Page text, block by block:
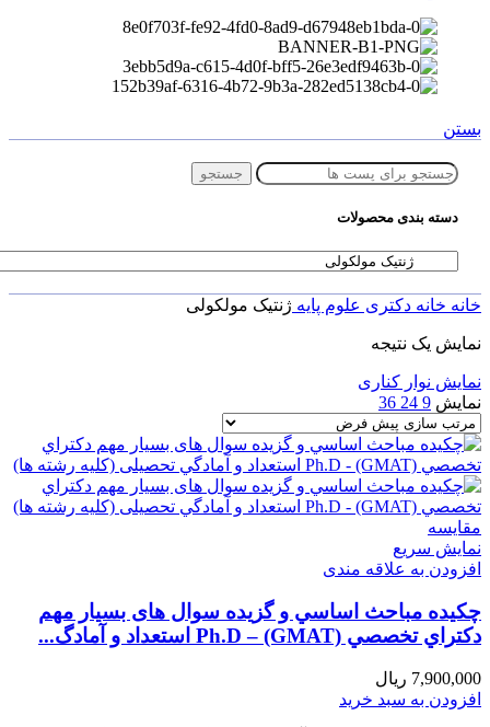
بستن
جستجو
دسته بندی محصولات
خانه خانه دکتری علوم پایه ژنتیک مولکولی
نمایش یک نتیجه
نمایش نوار کناری
نمایش 9
24
36
مقايسه
نمایش سریع
افزودن به علاقه مندی
چکیده مباحث اساسي و گزیده سوال های بسیار مهم
دكتراي تخصصي Ph.D – (GMAT) استعداد و آمادگ...
7,900,000 ریال
افزودن به سبد خرید